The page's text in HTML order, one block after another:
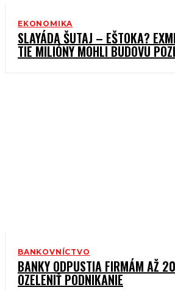
EKONOMIKA
SLAYÁDA ŠUTAJ – EŠTOKA?
TIE MILIÓNY MOHLI BUDOVU
BANKOVNÍCTVO
BANKY ODPUSTIA FIRMÁM AŽ
OZELENIŤ PODNIKANIE